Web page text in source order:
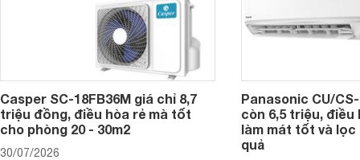
Casper SC-18FB36M giá chỉ 8,7
triệu đồng, điều hòa rẻ mà tốt
cho phòng 20 - 30m2
30/07/2026
Panasonic CU/
còn 6,5 triệu, điều
làm mát tốt và lọc
quả